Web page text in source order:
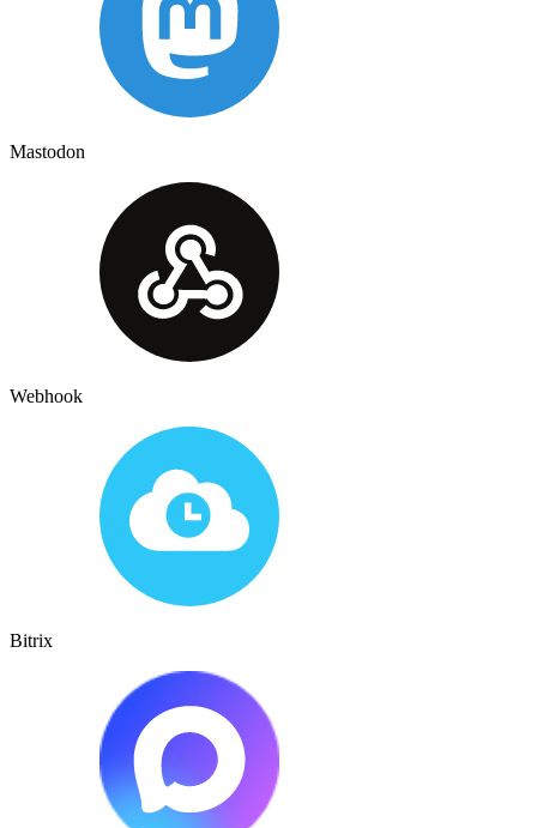
Mastodon
Webhook
Bitrix